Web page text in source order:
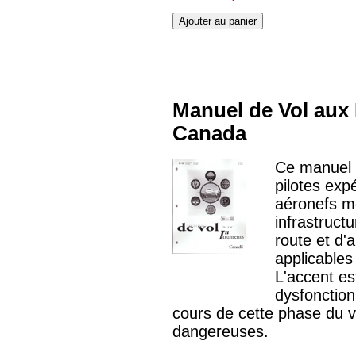
Manuel de Vol
Canada
Ce
pilotes
aéronefs
route et
L'accent
cours de cette phase du
dangereuses.